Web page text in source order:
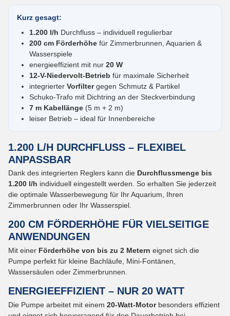
Kurz gesagt:
1.200 l/h Durchfluss – individuell regulierbar
200 cm Förderhöhefür Zimmerbrunnen, Aquarien &
Wasserspiele
energieeffizient mit nur 20 W
12-V-Niedervolt-Betrieb für maximale Sicherheit
integrierter Vorfiltergegen Schmutz & Partikel
Schuko-Trafo mit Dichtring an der Steckverbindung
7 m Kabellänge(5 m + 2 m)
leiser Betrieb – ideal für Innenbereiche
1.200 L/H DURCHFLUSS – FLEXIBEL
ANPASSBAR
Dank des integrierten Reglers kann die Durchflussmenge bis
1.200 l/h individuell eingestellt werden. So erhalten Sie jederzeit
die optimale Wasserbewegung für Ihr Aquarium, Ihren
Zimmerbrunnen oder Ihr Wasserspiel.
200 CM FÖRDERHÖHE FÜR VIELSEITIGE
ANWENDUNGEN
Mit einer Förderhöhe von bis zu 2 Metern eignet sich die
Pumpe perfekt für kleine Bachläufe, Mini-Fontänen,
Wassersäulen oder Zimmerbrunnen.
ENERGIEEFFIZIENT – NUR 20 WATT
Die Pumpe arbeitet mit einem 20-Watt-Motorbesonders effizient